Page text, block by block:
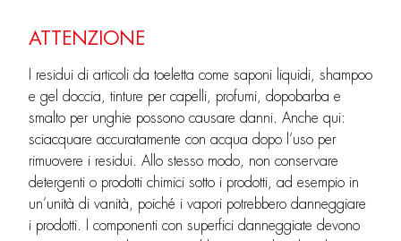
ATTENZIONE
I residui di articoli da toeletta come saponi liquidi, shampoo
e gel doccia, tinture per capelli, profumi, dopobarba e
smalto per unghie possono causare danni. Anche qui:
sciacquare accuratamente con acqua dopo l’uso per
rimuovere i residui. Allo stesso modo, non conservare
detergenti o prodotti chimici sotto i prodotti, ad esempio in
un’unità di vanità, poiché i vapori potrebbero danneggiare
i prodotti. I componenti con superfici danneggiate devono